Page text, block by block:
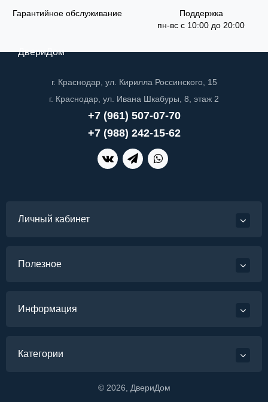
Гарантийное обслуживание
Поддержка
пн-вс с 10:00 до 20:00
ДвериДом
г. Краснодар, ул. Кирилла Россинского, 15
г. Краснодар, ул. Ивана Шкабуры, 8, этаж 2
+7 (961) 507-07-70
+7 (988) 242-15-62
Личный кабинет
Полезное
Информация
Категории
© 2026 , ДвериДом